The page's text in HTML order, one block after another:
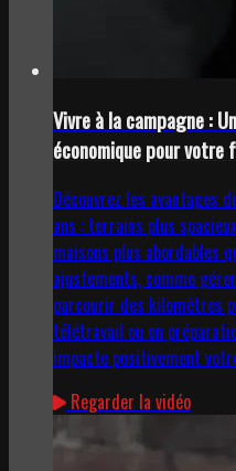
Vivre à la campagne :
économique pour votre
Découvrez les avantages
ans : terrains plus
maisons plus abordables
ajustements, comme
parcourir des kilomètres
télétravail ou en
impacte positivement
Regarder la vidéo